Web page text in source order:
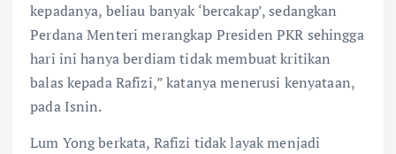
kepadanya, beliau banyak ‘bercakap’, sedangkan
Perdana Menteri merangkap Presiden PKR sehingga
hari ini hanya berdiam tidak membuat kritikan
balas kepada Rafizi,” katanya menerusi kenyataan,
pada Isnin.
Lum Yong berkata, Rafizi tidak layak menjadi